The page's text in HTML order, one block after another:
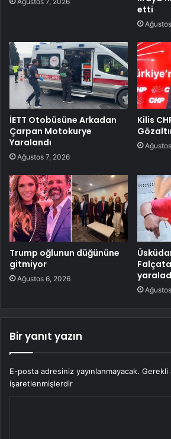
etti
İETT Otobüsüne Arkadan
Çarpan Motokurye
Yaralandı
Ağustos 7, 2026
Kilis
Trump oğlunun düğününe
gitmiyor
Ağustos 6, 2026
Bir yanıt yazın
E-posta adresiniz yayınlanmayacak. Gerekli
işaretlenmişlerdir